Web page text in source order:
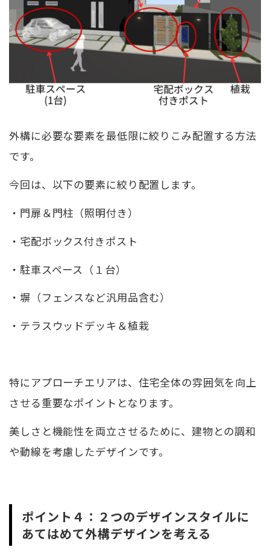
外構に必要な要素を最低限に絞りこみ配置する方法
です。
今回は、以下の要素に絞り配置します。
・門扉＆門柱（照明付き）
・宅配ボックス付きポスト
・駐車スペース（１台）
・塀（フェンスなど汎用品含む）
・テラスウッドデッキ＆植栽
特にアプローチエリアは、住宅全体の雰囲気を向上
させる重要なポイントとなります。
美しさと機能性を両立させるために、建物との調和
や動線を考慮したデザインです。
ポイント４：２つのデザインスタイルに
あてはめて外構デザインを考える